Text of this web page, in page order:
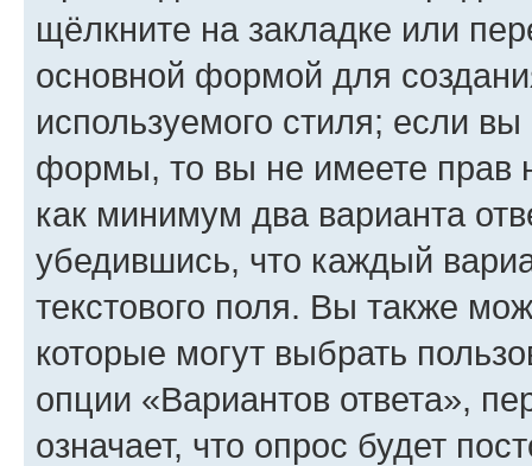
щёлкните на закладке или
основной формой для
используемого стиля; если
формы, то вы не имеете прав
как минимум два варианта
убедившись, что каждый
текстового поля. Вы также
которые могут выбрать
опции «Вариантов ответа»,
означает, что опрос будет